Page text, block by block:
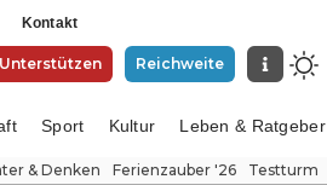
Kontakt
Unterstützen Reichweite
Sport Kultur Leben & Ratgeber
& Denken Ferienzauber '26 Testturm